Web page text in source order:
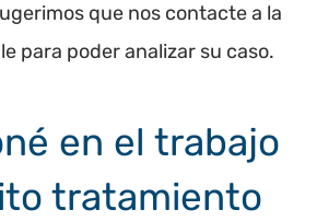
que nos contacte a la
para poder analizar su caso.
en el trabajo
tratamiento